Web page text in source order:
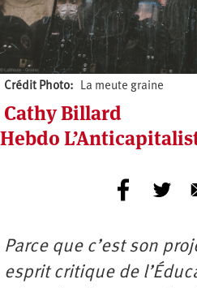
Crédit Photo La meute graine
Cathy Billard
Hebdo
Parce que c’est son
esprit critique de